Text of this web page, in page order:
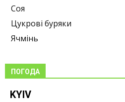
Соя
Цукрові буряки
Ячмінь
ПОГОДА
KYIV